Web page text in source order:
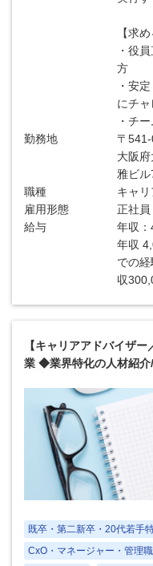
【求
・役
方
・安
にチ
・チ
勤務地
〒541-
大阪
雅ビ
職種
キャリ
雇用形態
正社員
給与
年収
年収
での
収
【キャリアアドバイザ
業 ◆業界特化の人材紹介
既卒・第二新卒・20代若手
CxO・マネージャー・管理